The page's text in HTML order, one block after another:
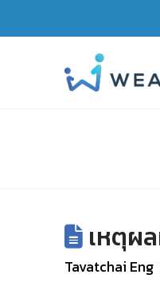
เหตุผ
Tavatchai Eng